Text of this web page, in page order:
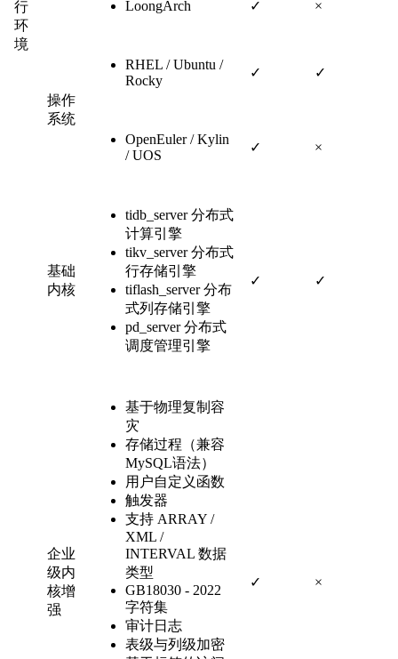
行
环
境
LoongArch ✓ ×
操作
系统
RHEL / Ubuntu /
Rocky
✓ ✓
OpenEuler / Kylin
/ UOS
✓ ×
基础
内核
tidb_server 分布式
计算引擎
tikv_server 分布式
行存储引擎
tiflash_server 分布
式列存储引擎
pd_server 分布式
调度管理引擎
✓ ✓
企业
级内
核增
强
基于物理复制容
灾
存储过程（兼容
MySQL语法）
用户自定义函数
触发器
支持 ARRAY /
XML /
INTERVAL 数据
类型
GB18030 - 2022
字符集
审计日志
表级与列级加密
✓ ×